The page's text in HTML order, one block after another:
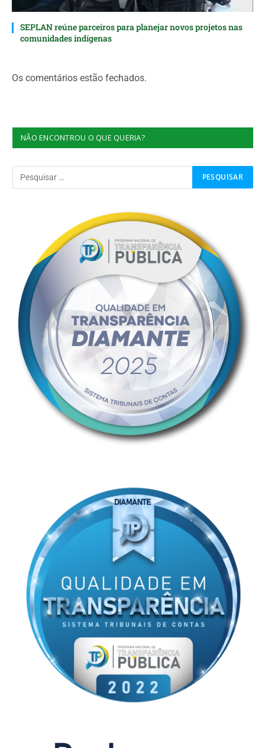
SEPLAN reúne parceiros para planejar novos projetos nas
comunidades indígenas
Os comentários estão fechados.
NÃO ENCONTROU O QUE QUERIA?